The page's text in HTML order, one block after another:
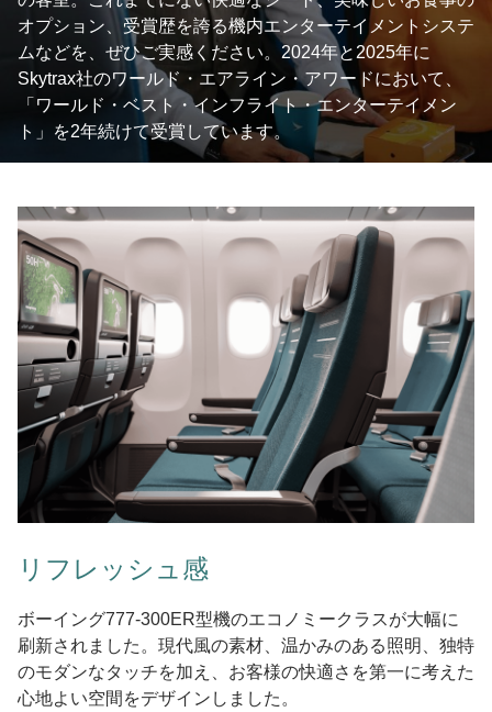
オプション、受賞歴を誇る機内エンターテイメントシステ
ムなどを、ぜひご実感ください。2024年と2025年に
Skytrax社のワールド・エアライン・アワードにおいて、
「ワールド・ベスト・インフライト・エンターテイメン
ト」を2年続けて受賞しています。
リフレッシュ感
ボーイング777-300ER型機のエコノミークラスが大幅に
刷新されました。現代風の素材、温かみのある照明、独特
のモダンなタッチを加え、お客様の快適さを第一に考えた
心地よい空間をデザインしました。